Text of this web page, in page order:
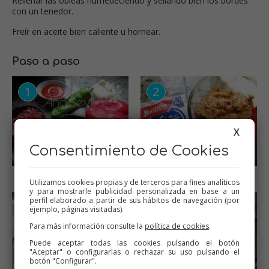
con un tenedor.
Freír en aceite bien caliente u hornear.
Paso a paso
X
Consentimiento de Cookies
Utilizamos cookies propias y de terceros para fines analíticos
y para mostrarle publicidad personalizada en base a un
perfil elaborado a partir de sus hábitos de navegación (por
ejemplo, páginas visitadas).
Para más información consulte la política de cookies.
Puede aceptar todas las cookies pulsando el botón
"Aceptar" o configurarlas o rechazar su uso pulsando el
botón "Configurar".